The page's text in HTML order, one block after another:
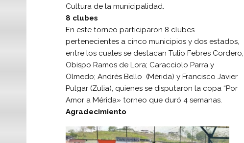
Cultura de la municipalidad.
8 clubes
En este torneo participaron 8 clubes
pertenecientes a cinco municipios y dos estados,
entre los cuales se destacan Tulio Febres Cordero;
Obispo Ramos de Lora; Caracciolo Parra y
Olmedo; Andrés Bello (Mérida) y Francisco Javier
Pulgar (Zulia), quienes se disputaron la copa “Por
Amor a Mérida» torneo que duró 4 semanas.
Agradecimiento